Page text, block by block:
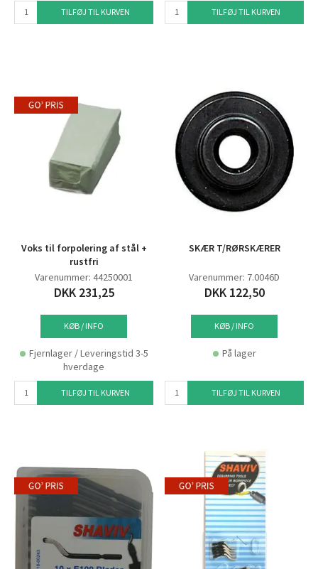
TILFØJ TIL KURVEN TILFØJ TIL KURVEN
Voks til forpolering af stål +
rustfri
Varenummer: 44250001
DKK 231,25
KØB / INFO
Fjernlager / Leveringstid 3-5
hverdage
TILFØJ TIL KURVEN
SKÆR T/RØRSKÆRER
Varenummer: 7.0046D
DKK 122,50
KØB / INFO
På lager
TILFØJ TIL KURVEN